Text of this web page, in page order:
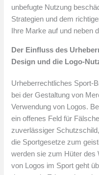
unbefugte Nutzung
Strategien und dem
Ihre Marke auf und neben
Der Einfluss des
Design und die Logo-
Urheberrechtliches Sport-
bei der Gestaltung von
Verwendung von Logos.
ein offenes Feld für
zuverlässiger
die Sportgesetze zum
werden sie zum Hüter des
von Logos im Sport geht